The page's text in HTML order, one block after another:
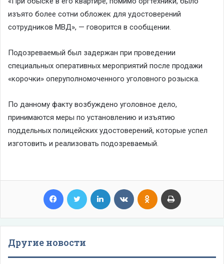
изъято более сотни обложек для удостоверений
сотрудников МВД», — говорится в сообщении.
Подозреваемый был задержан при проведении
специальных оперативных мероприятий после продажи
«корочки» оперуполномоченного уголовного розыска.
По данному факту возбуждено уголовное дело,
принимаются меры по установлению и изъятию
поддельных полицейских удостоверений, которые успел
изготовить и реализовать подозреваемый.
Facebook Twitter LinkedIn VKontakteOdnoklassniki
Другие новости